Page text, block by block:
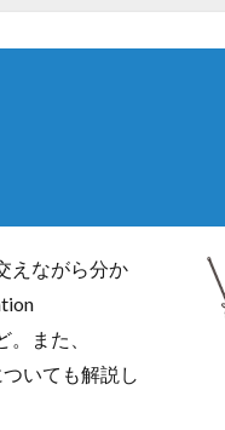
えながら分か
また、
いても解説し